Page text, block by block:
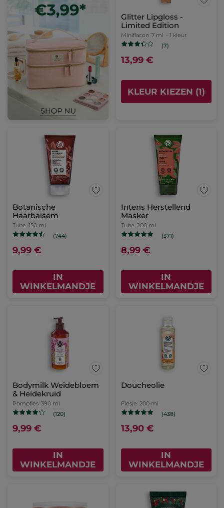
Glitter Lipgloss -
Limited Edition
Miniflacon 7 ml - 1 kleur
(7)
13,99 €
KLEUR KIEZEN (1)
Botanische
Haarbalsem
Tube 150 ml
(744)
9,99 €
IN
WINKELMANDJE
Intens Herstellend
Masker
Tube 200 ml
(371)
8,99 €
IN
WINKELMANDJE
Bodymilk Weidebloem
& Heidekruid
Pompfles 390 ml
(120)
9,99 €
IN
WINKELMANDJE
Doucheolie
Flesje 200 ml
(438)
13,90 €
IN
WINKELMANDJE